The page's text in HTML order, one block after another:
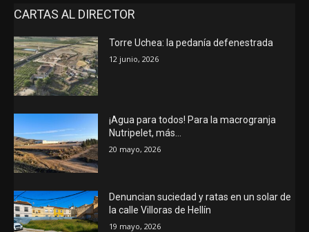
CARTAS AL DIRECTOR
Torre Uchea: la pedanía defenestrada
12 junio, 2026
¡Agua para todos! Para la macrogranja
Nutripelet, más…
20 mayo, 2026
Denuncian suciedad y ratas en un solar de
la calle Villoras de Hellín
19 mayo, 2026